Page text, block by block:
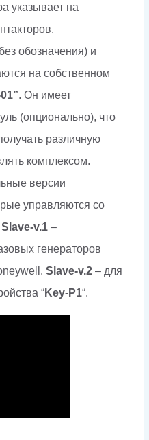
указывает на
обозначения) и
на собственном
. Он имеет
(опционально), что
различную
комплексом.
версии
управляются со
Slave-v.1 –
генераторов
Slave-v.2 – для
“Key-P1“.